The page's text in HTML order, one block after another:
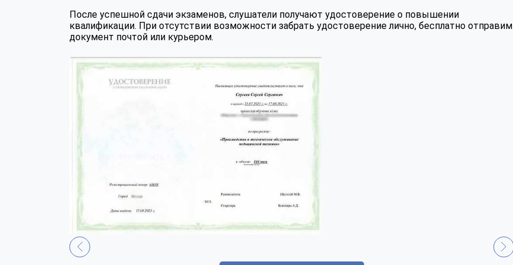
После успешной сдачи экзаменов, слушатели получают удостоверение о повышении
квалификации. При отсутствии возможности забрать удостоверение лично, бесплатно отправим
документ почтой или курьером.